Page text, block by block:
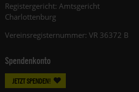
Registergericht: Amtsgericht
Charlottenburg
Vereinsregisternummer: VR 36372 B
Spendenkonto
JETZT SPENDEN!